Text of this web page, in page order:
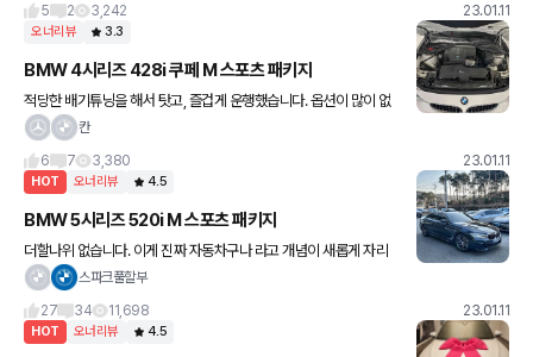
선
5
2 3,242 23.01.11
오너리뷰 3.3
BMW 4시리즈 428i 쿠페 M 스포츠 패키지
적당한 배기튜닝을 해서 탓고, 즐겁게 운행했습니다. 옵션이 많이 없
지만 디자인 완성도가 정말 좋은 차량이라 생각합니다. 제대로된 M
칸
6
7 3,380 23.01.11
HOT 오너리뷰 4.5
BMW 5시리즈 520i M 스포츠 패키지
더할나위 없습니다. 이게 진짜 자동차구나 라고 개념이 새롭게 자리
매김 할 만큼 만족스럽습니다. 디자인과 성능, 거기에 가격까지 모든
스파크풀할부
27
34 11,698 23.01.11
HOT 오너리뷰 4.5